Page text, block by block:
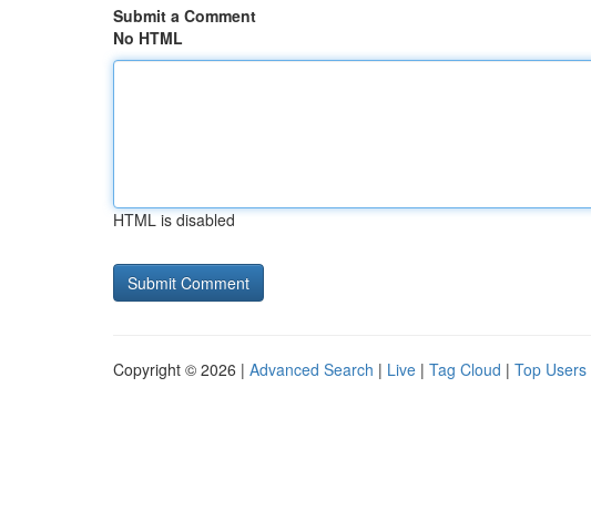
Submit a Comment
No HTML
HTML is disabled
Copyright © 2026 | Advanced Search | Live | Tag Cloud | Top Users